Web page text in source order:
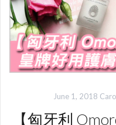
June 1, 2018
【匈牙利